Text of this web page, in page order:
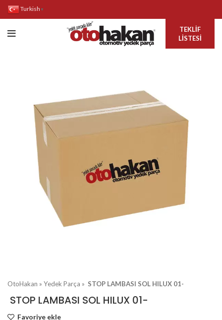
Turkish ▼
TEKLIF
LISTESI
OtoHakan » Yedek Parça » STOP LAMBASI SOL HILUX 01-
STOP LAMBASI SOL HILUX 01-
Favoriye ekle